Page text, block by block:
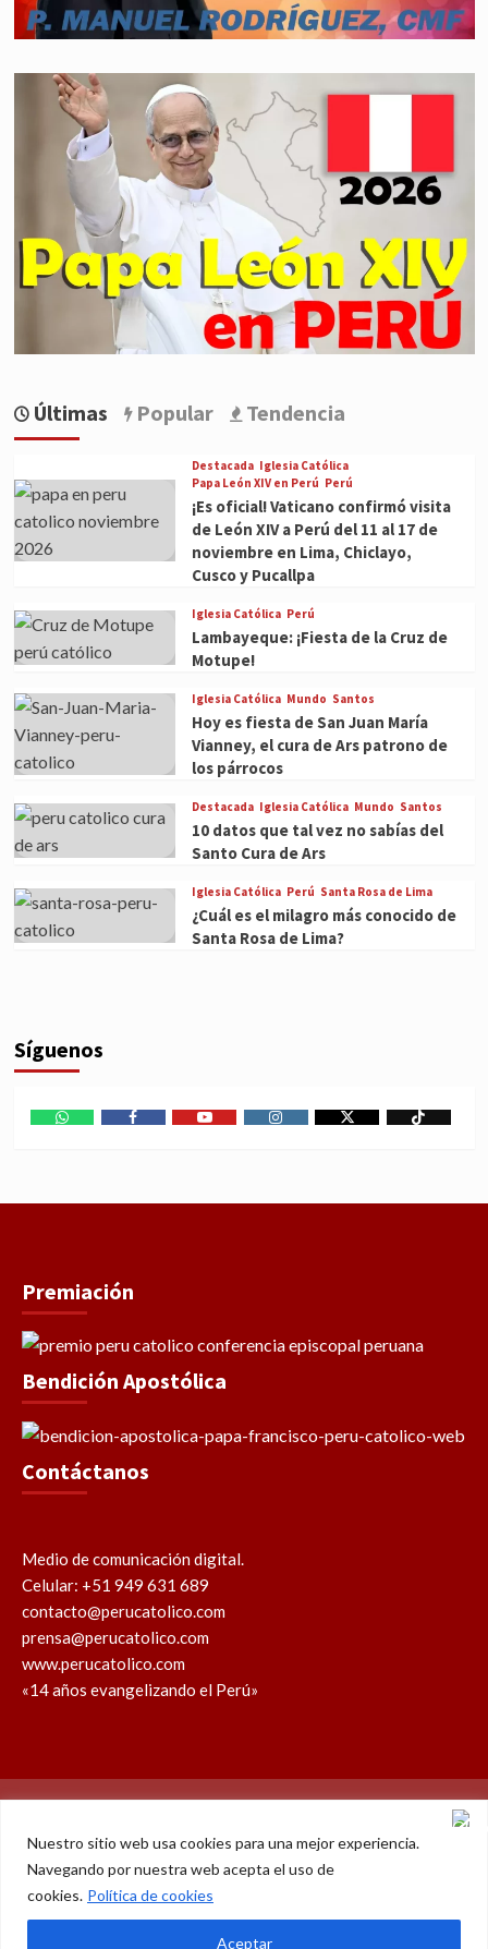
Nuestro sitio web usa cookies para una mejor experiencia.
Navegando por nuestra web acepta el uso de
cookies. Política de cookies
Aceptar
Últimas Popular Tendencia
Destacada Iglesia Católica
Papa León XIV en Perú Perú
¡Es oficial! Vaticano confirmó visita
de León XIV a Perú del 11 al 17 de
noviembre en Lima, Chiclayo,
Cusco y Pucallpa
Iglesia Católica Perú
Lambayeque: ¡Fiesta de la Cruz de
Motupe!
Iglesia Católica Mundo Santos
Hoy es fiesta de San Juan María
Vianney, el cura de Ars patrono de
los párrocos
Destacada Iglesia Católica Mundo Santos
10 datos que tal vez no sabías del
Santo Cura de Ars
Iglesia Católica Perú Santa Rosa de Lima
¿Cuál es el milagro más conocido de
Santa Rosa de Lima?
Síguenos
Premiación
Bendición Apostólica
Contáctanos
Medio de comunicación digital.
Celular: +51 949 631 689
contacto@perucatolico.com
prensa@perucatolico.com
www.perucatolico.com
«14 años evangelizando el Perú»
Política de cookies Política de privacidad
WhatsAppFacebookYoutubeInstagram
X
© Derechos reservados 2026 – Perú Católico | 14 años